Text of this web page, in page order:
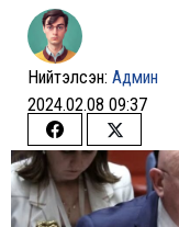
Нийтэлсэн: Админ
2024.02.08 09:37
Share
on
Facebook
Share
on
Twitter